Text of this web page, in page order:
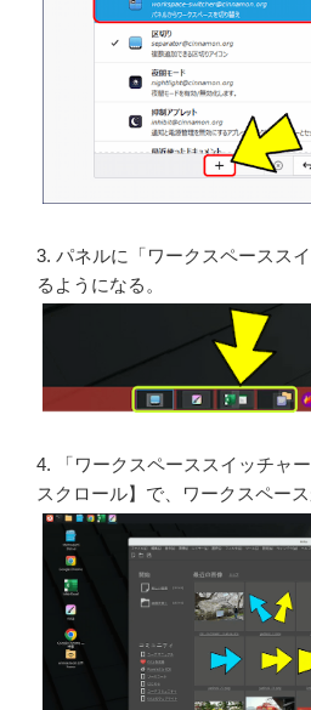
3. パネルに「ワークスペースス
るようになる。
4. 「ワークスペーススイッチャ
スクロール】で、ワークスペース